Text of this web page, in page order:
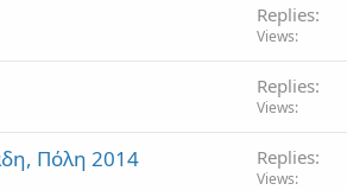
Replies
Views
Replies
Views
Πόλη 2014 Replies
Views